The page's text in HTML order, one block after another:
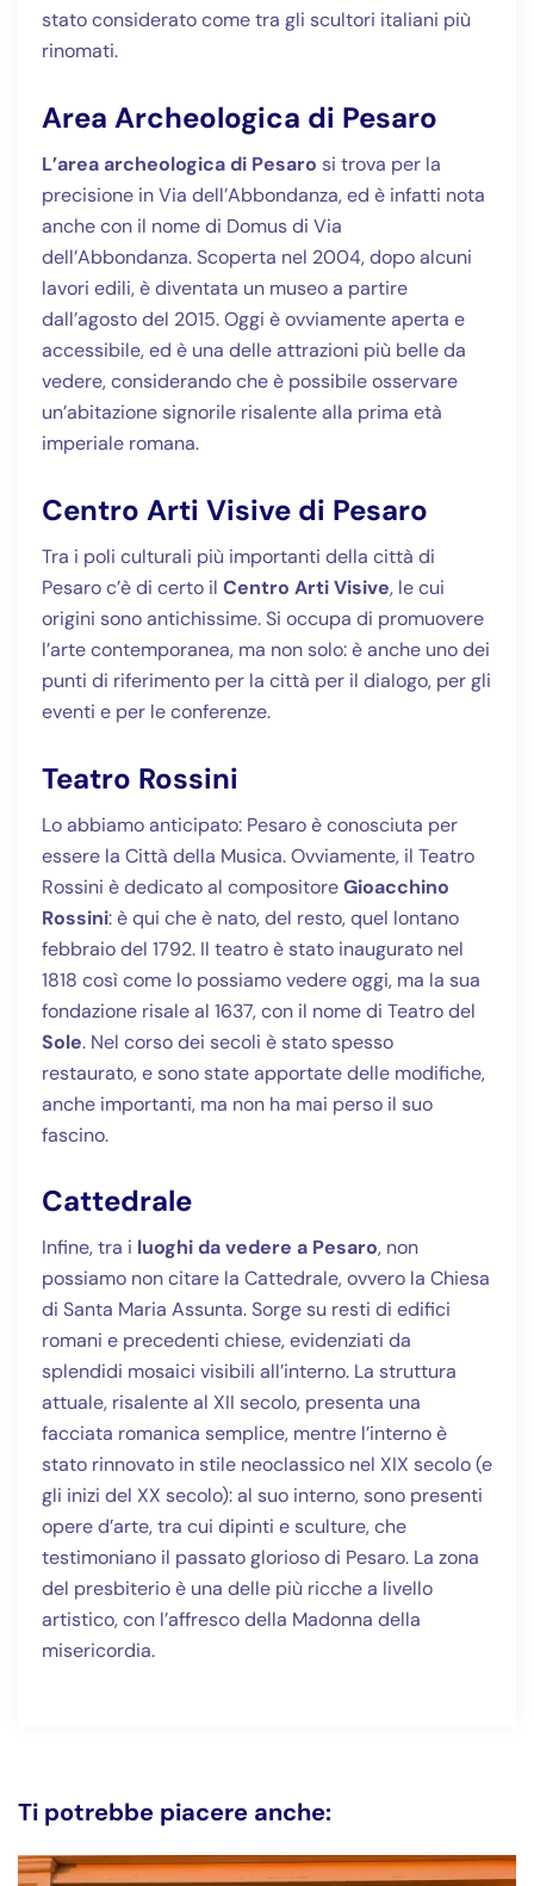
stato considerato come tra gli scultori italiani più
rinomati.
Area Archeologica di Pesaro
L’area archeologica di Pesaro si trova per la
precisione in Via dell’Abbondanza, ed è infatti nota
anche con il nome di Domus di Via
dell’Abbondanza. Scoperta nel 2004, dopo alcuni
lavori edili, è diventata un museo a partire
dall’agosto del 2015. Oggi è ovviamente aperta e
accessibile, ed è una delle attrazioni più belle da
vedere, considerando che è possibile osservare
un’abitazione signorile risalente alla prima età
imperiale romana.
Centro Arti Visive di Pesaro
Tra i poli culturali più importanti della città di
Pesaro c’è di certo il Centro Arti Visive, le cui
origini sono antichissime. Si occupa di promuovere
l’arte contemporanea, ma non solo: è anche uno dei
punti di riferimento per la città per il dialogo, per gli
eventi e per le conferenze.
Teatro Rossini
Lo abbiamo anticipato: Pesaro è conosciuta per
essere la Città della Musica. Ovviamente, il Teatro
Rossini è dedicato al compositoreGioacchino
Rossini: è qui che è nato, del resto, quel lontano
febbraio del 1792. Il teatro è stato inaugurato nel
1818 così come lo possiamo vedere oggi, ma la sua
fondazione risale al 1637, con il nome di Teatro del
Sole. Nel corso dei secoli è stato spesso
restaurato, e sono state apportate delle modifiche,
anche importanti, ma non ha mai perso il suo
fascino.
Cattedrale
Infine, tra i luoghi da vedere a Pesaro, non
possiamo non citare la Cattedrale, ovvero la Chiesa
di Santa Maria Assunta. Sorge su resti di edifici
romani e precedenti chiese, evidenziati da
splendidi mosaici visibili all’interno. La struttura
attuale, risalente al XII secolo, presenta una
facciata romanica semplice, mentre l’interno è
stato rinnovato in stile neoclassico nel XIX secolo (e
gli inizi del XX secolo): al suo interno, sono presenti
opere d’arte, tra cui dipinti e sculture, che
testimoniano il passato glorioso di Pesaro. La zona
del presbiterio è una delle più ricche a livello
artistico, con l’affresco della Madonna della
misericordia.
Ti potrebbe piacere anche: